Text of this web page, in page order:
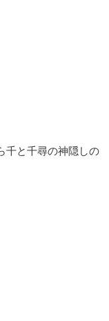
千と千尋の神隠しの